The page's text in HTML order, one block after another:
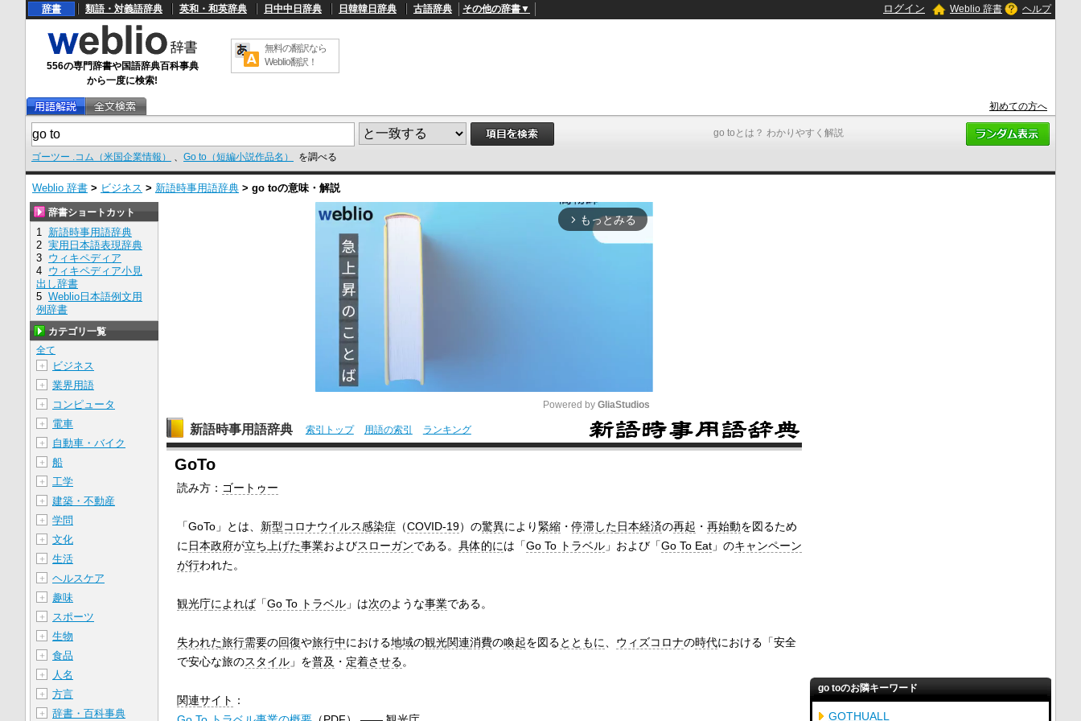
go toとは？ わかりやすく解説
辞書 類語・対義語辞典 英和・和英辞典 日中中日辞典 日韓韓日辞典 古語辞典 その他の辞書▼ ログイン Weblio 辞書 ヘルプ
556の専門辞書や国語辞典百科事典
から一度に検索!
無料の翻訳なら
Weblio翻訳！
初めての方へ
ゴーツー .コム（米国企業情報） 、 Go to（短編小説作品名） を調べる
Weblio 辞書 > ビジネス > 新語時事用語辞典 > go toの意味・解説
arrow_forward_ios もっとみる
M
Powered by GliaStudios
新語時事用語辞典 索引トップ 用語の索引 ランキング
GoTo
読み方： ゴートゥー
「GoTo」とは、 新型コロナウイルス感染症 （COVID-19）の驚異により緊縮・停滞した日本経済の再起 ・ 再始動を図るため
に日本政府が立ち上げた事業およびスローガンである。 具体的には「Go To トラベル」および「Go To Eat」のキャンペーン
が行われた。
観光庁によれば「Go To トラベル」は次のような事業である。
失われた旅行需要の回復や旅行中における地域の観光関連消費の喚起を図るとともに、 ウィズコロナの時代における「安全
で安心な旅のスタイル」を普及 ・ 定着させる。
関連サイト ：
辞書ショートカット
1 新語時事用語辞典
2 実用日本語表現辞典
3 ウィキペディア
4 ウィキペディア小見
出し辞書
5 Weblio日本語例文用
例辞書
カテゴリ一覧
全て
＋
ビジネス
＋ 業界用語
＋ コンピュータ
＋ 電車
＋ 自動車・バイク
＋ 船
＋ 工学
＋ 建築・不動産
＋ 学問
＋ 文化
＋ 生活
＋ ヘルスケア
＋ 趣味
＋ スポーツ
＋ 生物
＋ 食品
＋ 人名
＋ 方言
＋ 辞書・百科事典
go toのお隣キーワード
GOTHUALL